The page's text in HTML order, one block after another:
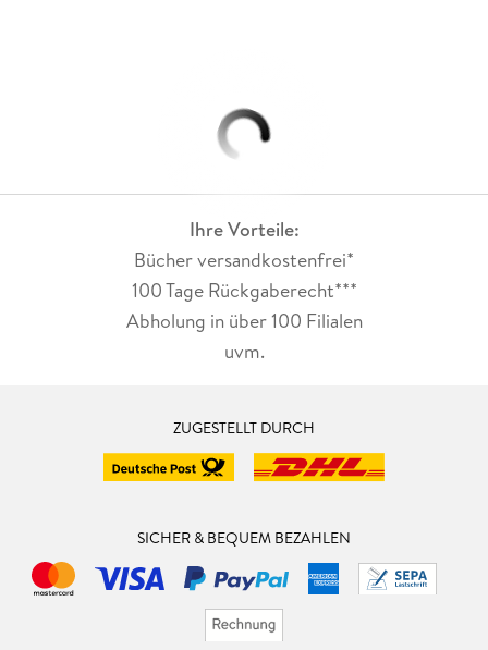
Ihre Vorteile:
Bücher versandkostenfrei*
100 Tage Rückgaberecht***
Abholung in über 100 Filialen
uvm.
ZUGESTELLT DURCH
SICHER & BEQUEM BEZAHLEN